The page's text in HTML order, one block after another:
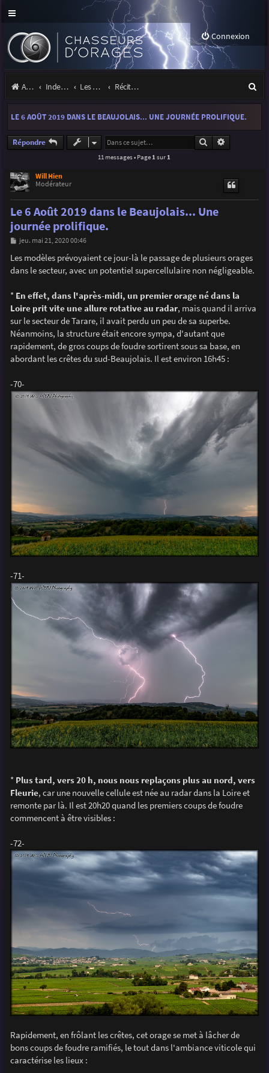
Connexion
Accueil Index du forum Les orages Récits et photos d'orages
e
LE 6 AOÛT 2019 DANS LE BEAUJOLAIS... UNE JOURNÉE PROLIFIQUE.
Répondre Rechercher
11 messages • Page 1 sur 1
Will Hien
Modérateur
Le 6 Août 2019 dans le Beaujolais... Une
journée prolifique.
M
s
s
a
jeu. mai 21, 2020 00:46
Les modèles prévoyaient ce jour-là le passage de plusieurs orages
dans le secteur, avec un potentiel supercellulaire non négligeable.
* En effet, dans l'après-midi, un premier orage né dans la
Loire prit vite une allure rotative au radar, mais quand il arriva
sur le secteur de Tarare, il avait perdu un peu de sa superbe.
Néanmoins, la structure était encore sympa, d'autant que
rapidement, de gros coups de foudre sortirent sous sa base, en
abordant les crêtes du sud-Beaujolais. Il est environ 16h45 :
-70-
-71-
* Plus tard, vers 20 h, nous nous replaçons plus au nord, vers
Fleurie, car une nouvelle cellule est née au radar dans la Loire et
remonte par là. Il est 20h20 quand les premiers coups de foudre
commencent à être visibles :
-72-
Rapidement, en frôlant les crêtes, cet orage se met à lâcher de
bons coups de foudre ramifiés, le tout dans l'ambiance viticole qui
caractérise les lieux :